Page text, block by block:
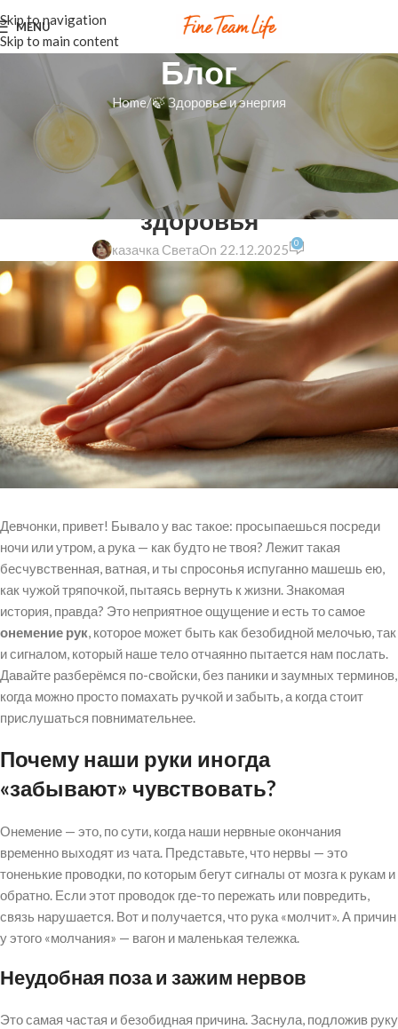
Skip to navigation
Skip to main content
MENU
Блог
Home 🍃 Здоровье и энергия
🍃 ЗДОРОВЬЕ И ЭНЕРГИЯ
Почему немеют руки: простые
советы для твоего комфорта и
здоровья
казачка СветаOn 22.12.2025 0
Девчонки, привет! Бывало у вас такое: просыпаешься посреди
ночи или утром, а рука — как будто не твоя? Лежит такая
бесчувственная, ватная, и ты спросонья испуганно машешь ею,
как чужой тряпочкой, пытаясь вернуть к жизни. Знакомая
история, правда? Это неприятное ощущение и есть то самое
онемение рук, которое может быть как безобидной мелочью, так
и сигналом, который наше тело отчаянно пытается нам послать.
Давайте разберёмся по-свойски, без паники и заумных терминов,
когда можно просто помахать ручкой и забыть, а когда стоит
прислушаться повнимательнее.
Почему наши руки иногда
«забывают» чувствовать?
Онемение — это, по сути, когда наши нервные окончания
временно выходят из чата. Представьте, что нервы — это
тоненькие проводки, по которым бегут сигналы от мозга к рукам и
обратно. Если этот проводок где-то пережать или повредить,
связь нарушается. Вот и получается, что рука «молчит». А причин
у этого «молчания» — вагон и маленькая тележка.
Неудобная поза и зажим нервов
Это самая частая и безобидная причина. Заснула, подложив руку